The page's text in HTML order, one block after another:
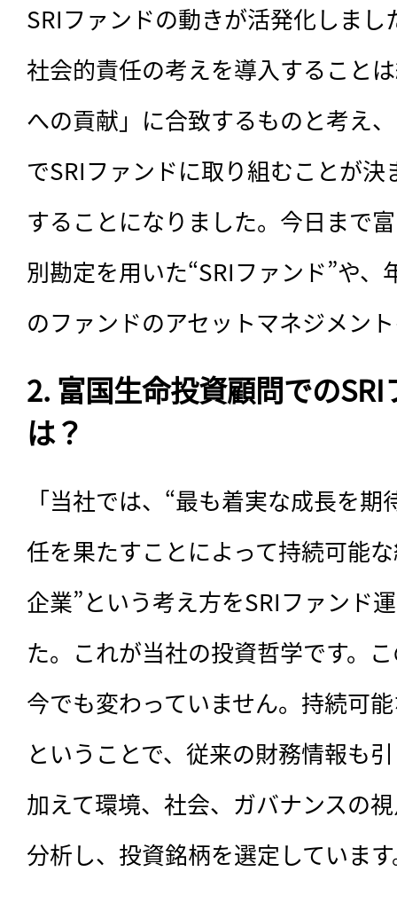
SRIファンドの動きが活発化しま
社会的責任の考えを導入すること
への貢献」に合致するものと考え
でSRIファンドに取り組むことが
することになりました。今日まで
別勘定を用いた“SRIファンド”や
のファンドのアセットマネジメン
2. 富国生命投資顧問での
は？
「当社では、“最も着実な成長を
任を果たすことによって持続可能
企業”という考え方をSRIファンド
た。これが当社の投資哲学です。
今でも変わっていません。持続可
ということで、従来の財務情報も
加えて環境、社会、ガバナンスの
分析し、投資銘柄を選定していま